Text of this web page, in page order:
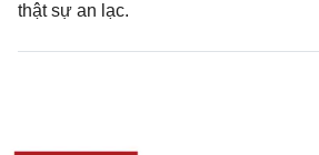
thật sự an lạc.